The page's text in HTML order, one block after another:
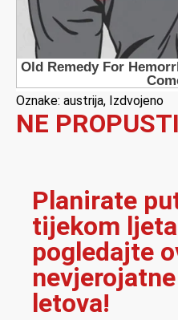
Oznake: austrija, Izdvojeno
NE
Planirate
tijekom
pogledajte
letova!